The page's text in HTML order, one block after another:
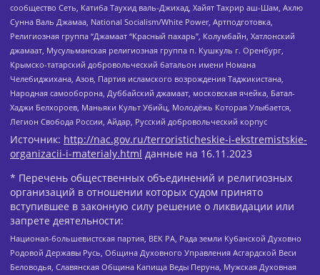
сообщество Сеть, Катиба Таухид валь-Джихад, Хайят Тахрир аш-Шам, Ахлю
Сунна Валь Джамаа, National Socialism/White Power, Артподготовка,
Религиозная группа “Джамаат “Красный пахарь”, Колумбайн, Хатлонский
джамаат, Мусульманская религиозная группа п. Кушкуль г. Оренбург,
Крымско-татарский добровольческий батальон имени Номана
Челебиджихана, Азов, Партия исламского возрождения Таджикистана,
Народная самооборона, Дуббайский джамаат, московская ячейка, Батал-
Хаджи Белхороев, Маньяки Культ Убийц, Молодёжь Которая Улыбается,
Легион Свобода России, Айдар, Русский добровольческий корпус
Источник: http://nac.gov.ru/terroristicheskie-i-ekstremistskie-
organizacii-i-materialy.html данные на 16.11.2023
* Перечень общественных объединений и религиозных
организаций в отношении которых судом принято
вступившее в законную силу решение о ликвидации или
запрете деятельности:
Национал-большевистская партия, ВЕК РА, Рада земли Кубанской Духовно
Родовой Державы Русь, Община Духовного Управления Асгардской Веси
Беловодья, Славянская Община Капища Веды Перуна, Мужская Духовная